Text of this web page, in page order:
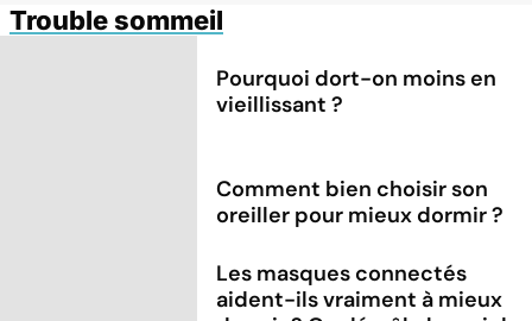
Trouble sommeil
Pourquoi dort-on moins en
vieillissant ?
Comment bien choisir son
oreiller pour mieux dormir ?
Les masques connectés
aident-ils vraiment à mieux